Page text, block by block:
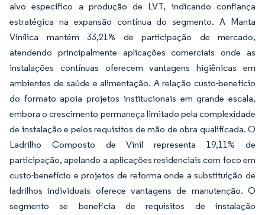
alvo específico a produção de LVT, indicando confiança
estratégica na expansão contínua do segmento. A Manta
Vinílica mantém 33,21% de participação de mercado,
atendendo principalmente aplicações comerciais onde as
instalações contínuas oferecem vantagens higiênicas em
ambientes de saúde e alimentação. A relação custo-benefício
do formato apoia projetos institucionais em grande escala,
embora o crescimento permaneça limitado pela complexidade
de instalação e pelos requisitos de mão de obra qualificada. O
Ladrilho Composto de Vinil representa 19,11% de
participação, apelando a aplicações residenciais com foco em
custo-benefício e projetos de reforma onde a substituição de
ladrilhos individuais oferece vantagens de manutenção. O
segmento se beneficia de requisitos de instalação